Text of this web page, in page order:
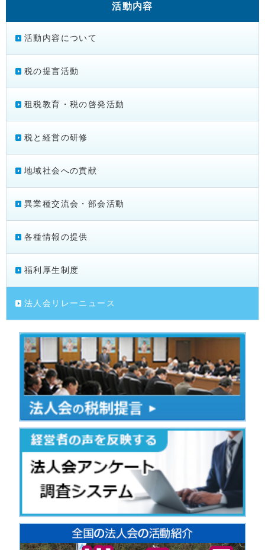
活動内容
活動内容について
税の提言活動
租税教育・税の啓発活動
税と経営の研修
地域社会への貢献
異業種交流会・部会活動
各種情報の提供
福利厚生制度
法人会リレーニュース